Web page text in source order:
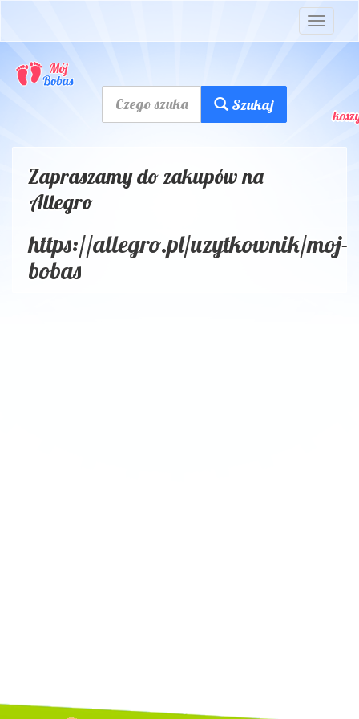
Toggle
Szukaj
Zapraszamy do zakupów na
Allegro
https://allegro.pl/uzytkownik/moj-
bobas